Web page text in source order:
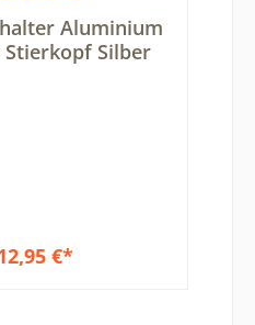
Bewertung von 5
Aluminium
Stierkopf Silber
€*